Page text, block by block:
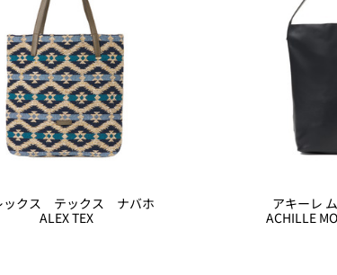
ックス テックス ナバホ
ALEX TEX
アキーレ
ACHILLE